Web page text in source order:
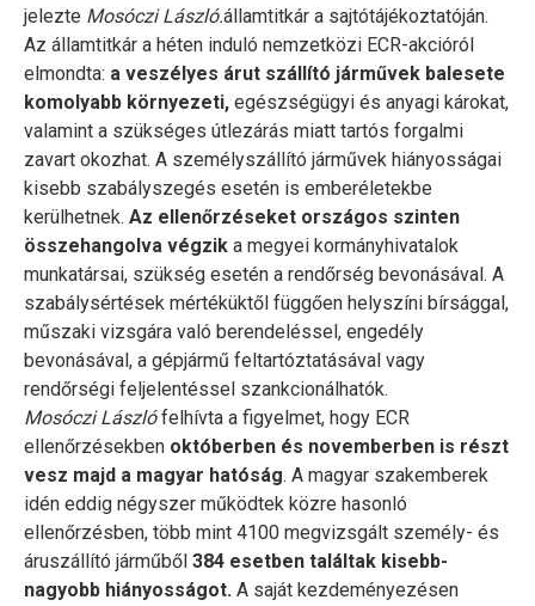
jelezte Mosóczi László.államtitkár a sajtótájékoztatóján.
Az államtitkár a héten induló nemzetközi ECR-akcióról
elmondta: a veszélyes árut szállító járművek balesete
komolyabb környezeti, egészségügyi és anyagi károkat,
valamint a szükséges útlezárás miatt tartós forgalmi
zavart okozhat. A személyszállító járművek hiányosságai
kisebb szabályszegés esetén is emberéletekbe
kerülhetnek. Az ellenőrzéseket országos szinten
összehangolva végzik a megyei kormányhivatalok
munkatársai, szükség esetén a rendőrség bevonásával. A
szabálysértések mértéküktől függően helyszíni bírsággal,
műszaki vizsgára való berendeléssel, engedély
bevonásával, a gépjármű feltartóztatásával vagy
rendőrségi feljelentéssel szankcionálhatók.
Mosóczi Lászlófelhívta a figyelmet, hogy ECR
ellenőrzésekben októberben és novemberben is részt
vesz majd a magyar hatóság. A magyar szakemberek
idén eddig négyszer működtek közre hasonló
ellenőrzésben, több mint 4100 megvizsgált személy- és
áruszállító járműből 384 esetben találtak kisebb-
nagyobb hiányosságot. A saját kezdeményezésen